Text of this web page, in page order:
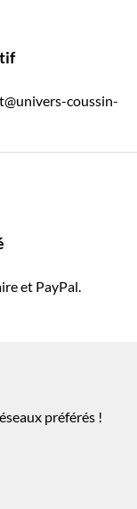
coussin-
et PayPal.
préférés !